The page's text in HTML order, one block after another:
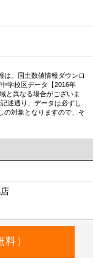
は、国土数値情報ダウンロ
学校区データ【2016年
と異なる場合がございま
述通り、データは必ずし
の対象となりますので、そ